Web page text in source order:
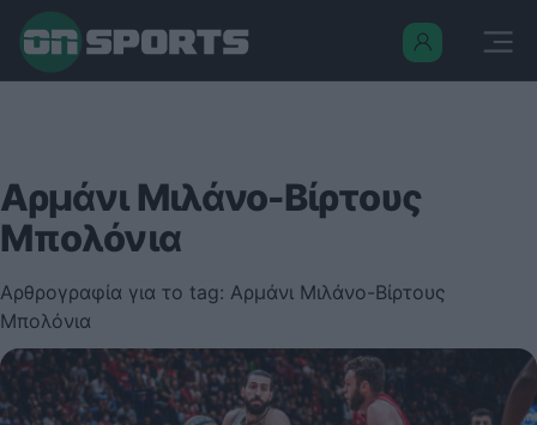
Αρμάνι Μιλάνο-Βίρτους
Μπολόνια
Αρθρογραφία για το tag: Αρμάνι Μιλάνο-Βίρτους
Μπολόνια